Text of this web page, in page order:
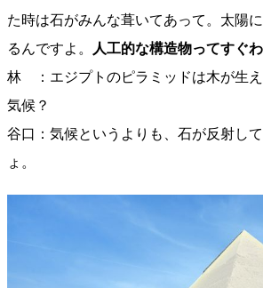
た時は石がみんな葺いてあって。太陽
るんですよ。
人工的な構造物ってすぐ
林 ：エジプトのピラミッドは木が生
気候？
谷口：気候というよりも、石が反射し
ょ。